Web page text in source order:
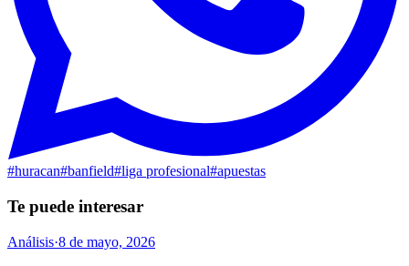
#huracan#banfield#liga profesional#apuestas
Te puede interesar
Análisis·8 de mayo, 2026